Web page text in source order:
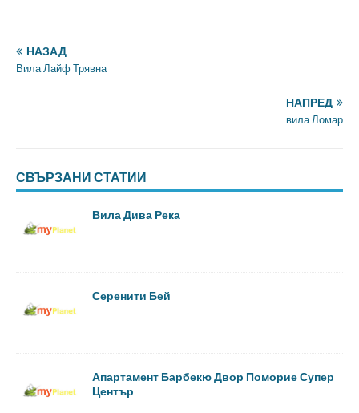
НАЗАД
Вила Лайф Трявна
НАПРЕД
вила Ломар
СВЪРЗАНИ СТАТИИ
Вила Дива Река
Серенити Бей
Апартамент Барбекю Двор Поморие Супер
Център